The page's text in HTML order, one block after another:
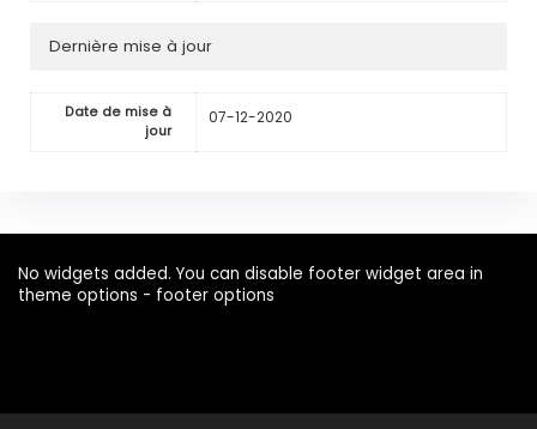
Dernière mise à jour
Date de mise à
jour
07-12-2020
No widgets added. You can disable footer widget area in
theme options - footer options